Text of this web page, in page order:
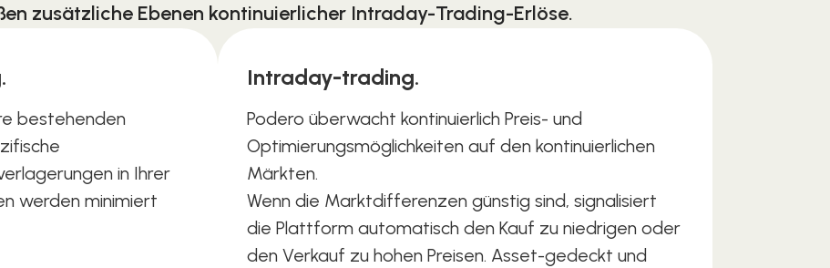
zusätzliche Ebenen kontinuierlicher Intraday-Trading-Erlöse.
bestehenden
in Ihrer
werden minimiert
Intraday-trading.
Podero überwacht kontinuierlich Preis- und
Optimierungsmöglichkeiten auf den kontinuierlichen
Märkten.
Wenn die Marktdifferenzen günstig sind, signalisiert
die Plattform automatisch den Kauf zu niedrigen oder
den Verkauf zu hohen Preisen. Asset-gedeckt und